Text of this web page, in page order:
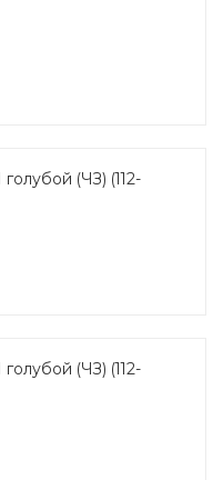
(ЧЗ) (112-
(ЧЗ) (112-